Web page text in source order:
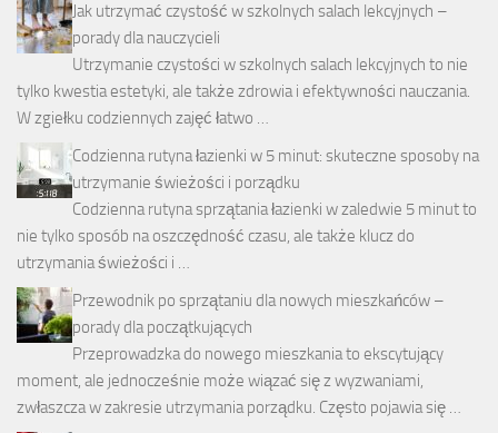
Jak utrzymać czystość w szkolnych salach lekcyjnych –
porady dla nauczycieli
Utrzymanie czystości w szkolnych salach lekcyjnych to nie
tylko kwestia estetyki, ale także zdrowia i efektywności nauczania.
W zgiełku codziennych zajęć łatwo …
Codzienna rutyna łazienki w 5 minut: skuteczne sposoby na
utrzymanie świeżości i porządku
Codzienna rutyna sprzątania łazienki w zaledwie 5 minut to
nie tylko sposób na oszczędność czasu, ale także klucz do
utrzymania świeżości i …
Przewodnik po sprzątaniu dla nowych mieszkańców –
porady dla początkujących
Przeprowadzka do nowego mieszkania to ekscytujący
moment, ale jednocześnie może wiązać się z wyzwaniami,
zwłaszcza w zakresie utrzymania porządku. Często pojawia się …